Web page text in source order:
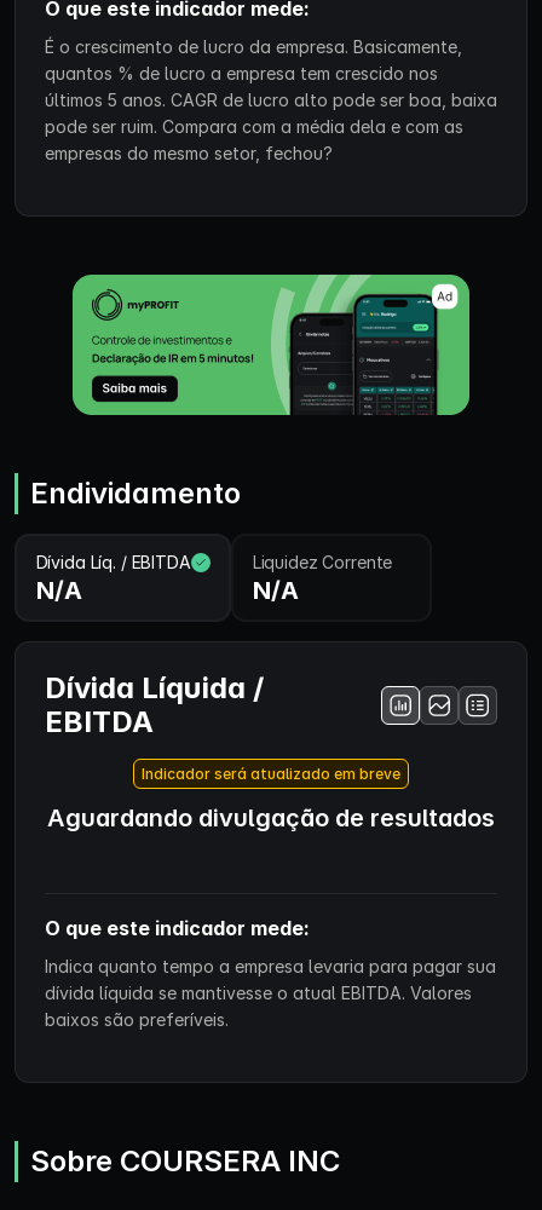
O que este indicador mede:
É o crescimento de lucro da empresa. Basicamente,
quantos % de lucro a empresa tem crescido nos
últimos 5 anos. CAGR de lucro alto pode ser boa, baixa
pode ser ruim. Compara com a média dela e com as
empresas do mesmo setor, fechou?
Endividamento
Dívida Líq. / EBITDA
N/A
Liquidez Corrente
N/A
Dívida Líquida /
EBITDA
Indicador será atualizado em breve
Aguardando divulgação de resultados
O que este indicador mede:
Indica quanto tempo a empresa levaria para pagar sua
dívida líquida se mantivesse o atual EBITDA. Valores
baixos são preferíveis.
Sobre COURSERA INC